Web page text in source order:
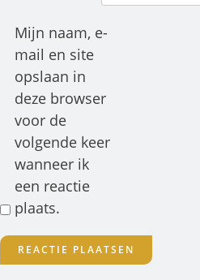
Mijn naam, e-
mail en site
opslaan in
deze browser
voor de
volgende keer
wanneer ik
een reactie
plaats.